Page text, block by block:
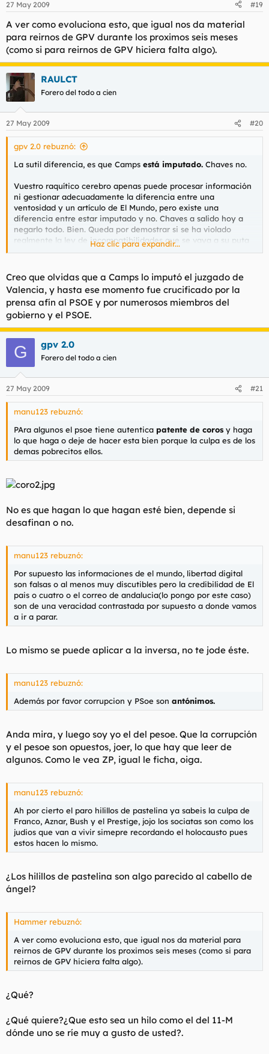
27 May 2009 #19
A ver como evoluciona esto, que igual nos da material
para reirnos de GPV durante los proximos seis meses
(como si para reirnos de GPV hiciera falta algo).
RAULCT
Forero del todo a cien
27 May 2009 #20
gpv 2.0 rebuznó:
La sutil diferencia, es que Camps está imputado. Chaves no.
Vuestro raquítico cerebro apenas puede procesar información
ni gestionar adecuadamente la diferencia entre una
ventosidad y un artículo de El Mundo, pero existe una
diferencia entre estar imputado y no. Chaves a salido hoy a
negarlo todo. Bien. Queda por demostrar si se ha violado
realmente la ley de incompatibilidades que se vaya a su puta
casa, o es un patinazo periodístico.
Haz clic para expandir...
Creo que olvidas que a Camps lo imputó el juzgado de
Valencia, y hasta ese momento fue crucificado por la
prensa afín al PSOE y por numerosos miembros del
gobierno y el PSOE.
G gpv 2.0
Forero del todo a cien
27 May 2009 #21
manu123 rebuznó:
PAra algunos el psoe tiene autentica patente de coros y haga
lo que haga o deje de hacer esta bien porque la culpa es de los
demas pobrecitos ellos.
No es que hagan lo que hagan esté bien, depende si
desafinan o no.
manu123 rebuznó:
Por supuesto las informaciones de el mundo, libertad digital
son falsas o al menos muy discutibles pero la credibilidad de El
pais o cuatro o el correo de andalucia(lo pongo por este caso)
son de una veracidad contrastada por supuesto a donde vamos
a ir a parar.
Lo mismo se puede aplicar a la inversa, no te jode éste.
manu123 rebuznó:
Además por favor corrupcion y PSoe son antónimos.
Anda mira, y luego soy yo el del pesoe. Que la corrupción
y el pesoe son opuestos, joer, lo que hay que leer de
algunos. Como le vea ZP, igual le ficha, oiga.
manu123 rebuznó:
Ah por cierto el paro hilillos de pastelina ya sabeis la culpa de
Franco, Aznar, Bush y el Prestige, jojo los sociatas son como los
judios que van a vivir simepre recordando el holocausto pues
estos hacen lo mismo.
¿Los hilillos de pastelina son algo parecido al cabello de
ángel?
Hammer rebuznó:
A ver como evoluciona esto, que igual nos da material para
reirnos de GPV durante los proximos seis meses (como si para
reirnos de GPV hiciera falta algo).
¿Qué?
¿Qué quiere?¿Que esto sea un hilo como el del 11-M
dónde uno se ríe muy a gusto de usted?.